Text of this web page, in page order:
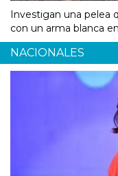
Investigan una pelea
con un arma blanca
NACIONALES